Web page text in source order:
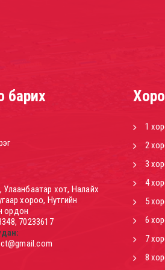
барих
Улаанбаатар хот, Налайх
хороо, Нутгийн
ордон
70233617
1
2
3
4
5
6
7
8